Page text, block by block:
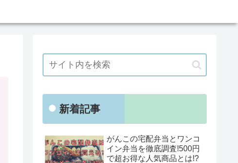
新着記事
がんこの宅配弁当とワンコ
イン弁当を徹底調査!500円
で超お得な人気商品とは!?